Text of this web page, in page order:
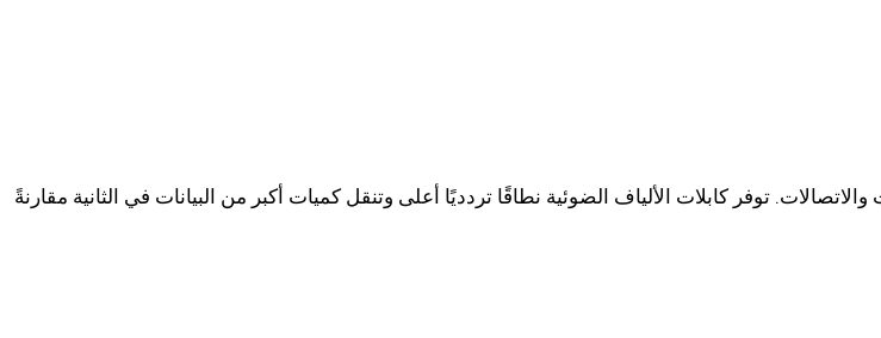
توفر كابلات الألياف الضوئية نطاقًا تردديًا أعلى وتنقل كميات أكبر من البيانات في الثانية مقارنةً